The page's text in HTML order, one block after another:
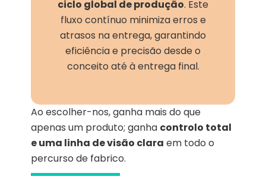
ciclo global de produção. Este
fluxo contínuo minimiza erros e
atrasos na entrega, garantindo
eficiência e precisão desde o
conceito até à entrega final.
Ao escolher-nos, ganha mais do que
apenas um produto; ganha controlo total
e uma linha de visão clara em todo o
percurso de fabrico.